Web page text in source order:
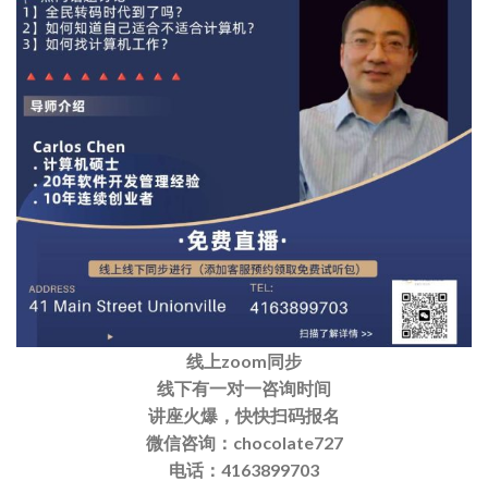
线上zoom同步
线下有一对一咨询时间
讲座火爆，快快扫码报名
微信咨询：chocolate727
电话：4163899703